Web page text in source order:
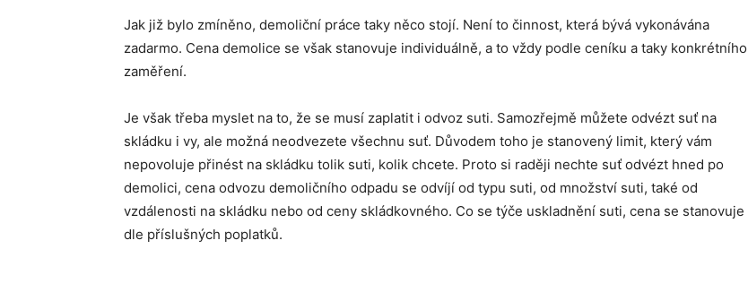
Jak již bylo zmíněno, demoliční práce taky něco stojí. Není to činnost, která bývá vykonávána
zadarmo. Cena demolice se však stanovuje individuálně, a to vždy podle ceníku a taky konkrétního
zaměření.
Je však třeba myslet na to, že se musí zaplatit i odvoz suti. Samozřejmě můžete odvézt suť na
skládku i vy, ale možná neodvezete všechnu suť. Důvodem toho je stanovený limit, který vám
nepovoluje přinést na skládku tolik suti, kolik chcete. Proto si raději nechte suť odvézt hned po
demolici, cena odvozu demoličního odpadu se odvíjí od typu suti, od množství suti, také od
vzdálenosti na skládku nebo od ceny skládkovného. Co se týče uskladnění suti, cena se stanovuje
dle příslušných poplatků.